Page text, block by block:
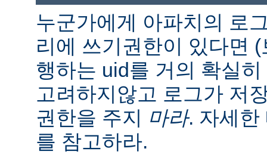
누군가에게 아파치의 로
리에 쓰기권한이 있다면
행하는 uid를 거의 확실
고려하지않고 로그가 저
권한을 주지 마라. 자세
를 참고하라.